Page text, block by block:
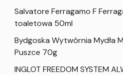
Salvatore Ferragamo F
toaletowa 50ml
Bydgoska Wytwórnia Mydła
Puszce 70g
INGLOT FREEDOM SYSTEM